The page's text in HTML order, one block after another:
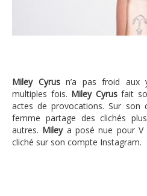
Miley Cyrusn’a pas froid aux
multiples fois. Miley Cyrusfait
actes de provocations. Sur son
femme partage des clichés
autres. Mileya posé nue pour V
cliché sur son compte Instagram.